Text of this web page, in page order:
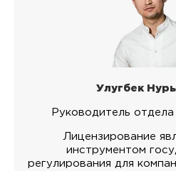
Улугбек
Руководитель
Лицензирование
инструментом
регулирования для